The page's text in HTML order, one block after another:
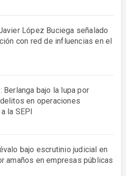
López Buciega señalado
con red de influencias en el
Berlanga bajo la lupa por
en operaciones
la SEPI
bajo escrutinio judicial en
amaños en empresas públicas